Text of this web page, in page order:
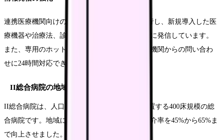
連携医療機関向けのニュースレターを月1回発行し、新規導入した医
療機器や治療法、診療実績などの情報を定期的に発信しています。
また、専用のホットラインを設置し、連携医療機関からの問い合わ
せに24時間対応できる体制を整備しています。
II総合病院の地域密着型アプローチ
II総合病院は、人口20万人規模の地方都市に位置する400床規模の総
合病院です。地域に密着したアプローチで、紹介率を45%から65%ま
で向上させました。